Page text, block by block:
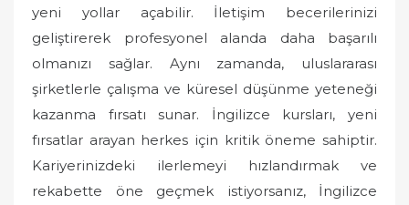
yeni yollar açabilir. İletişim becerilerinizi
geliştirerek profesyonel alanda daha başarılı
olmanızı sağlar. Aynı zamanda, uluslararası
şirketlerle çalışma ve küresel düşünme yeteneği
kazanma fırsatı sunar. İngilizce kursları, yeni
fırsatlar arayan herkes için kritik öneme sahiptir.
Kariyerinizdeki ilerlemeyi hızlandırmak ve
rekabette öne geçmek istiyorsanız, İngilizce